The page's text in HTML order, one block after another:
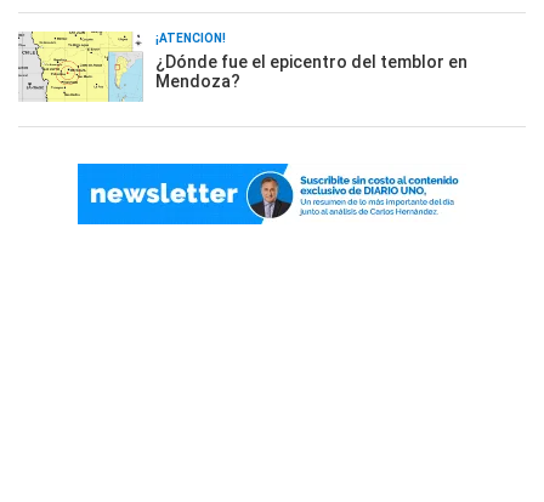
¡ATENCIÓN!
¿Dónde fue el epicentro del temblor en
Mendoza?